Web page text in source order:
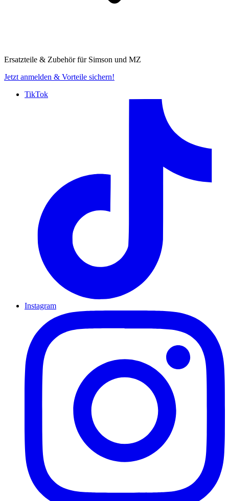
Ersatzteile & Zubehör für Simson und MZ
Jetzt anmelden & Vorteile sichern!
TikTok
Instagram